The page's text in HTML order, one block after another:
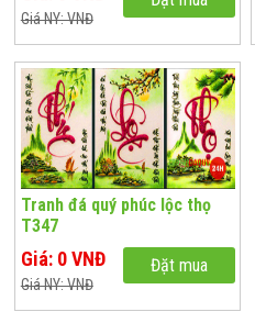
Giá NY: VNĐ
Tranh đá quý phúc lộc thọ
T347
Giá: 0 VNĐ
Giá NY: VNĐ
Đặt mua